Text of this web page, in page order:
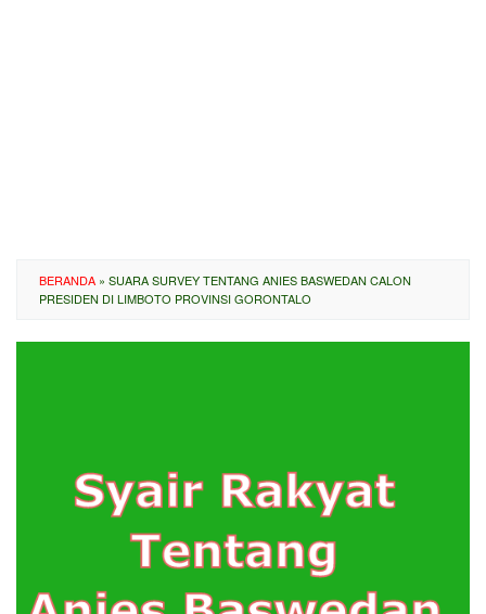
BERANDA » SUARA SURVEY TENTANG ANIES BASWEDAN CALON
PRESIDEN DI LIMBOTO PROVINSI GORONTALO